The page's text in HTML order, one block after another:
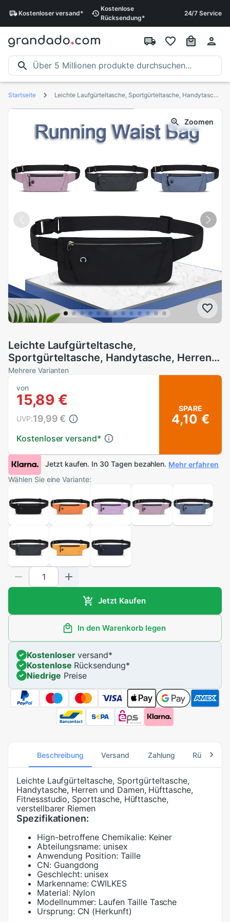
Kostenloserversand*
Kostenlose
Rücksendung*
24/7 Service
Startseite Leichte Laufgürteltasche, Sportgürteltasche, Handytasche, Herren und Damen, Hüfttasche, Fitnessstudio, Sporttasche, Hüfttasche, verstellbarer Riemen
Zoomen
Leichte Laufgürteltasche,
Sportgürteltasche, Handytasche, Herren
und Damen, Hüfttasche, Fitnessstudio,
Riemen
Mehrere Varianten
von
15,89 €
Kostenloser versand*
UVP:19,99 €
SPARE
4,10 €
Jetzt kaufen. In 30 Tagen bezahlen. Mehr erfahren
Wählen Sie eine Variante:
Jetzt Kaufen
In den Warenkorb legen
Kostenloserversand*
Kostenlose Rücksendung*
Niedrige Preise
Beschreibung Versand Zahlung
Leichte Laufgürteltasche, Sportgürteltasche,
Handytasche, Herren und Damen, Hüfttasche,
Fitnessstudio, Sporttasche, Hüfttasche,
verstellbarer Riemen
Spezifikationen:
Hign-betroffene Chemikalie: Keiner
Abteilungsname: unisex
Anwendung Position: Taille
CN: Guangdong
Geschlecht: unisex
Markenname: CWILKES
Material: Nylon
Modellnummer: Laufen Taille Tasche
Ursprung: CN (Herkunft)